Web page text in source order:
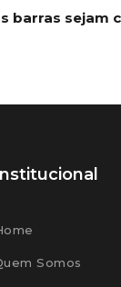
barras
Somos